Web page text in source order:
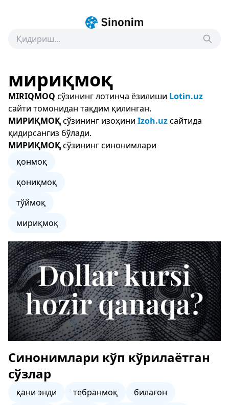
мириқмоқ
MIRIQMOQ сўзининг лотинча ёзилиши Lotin.uz
сайти томонидан тақдим қилинган.
МИРИҚМОҚсўзининг изоҳини Izoh.uzсайтида
қидирсангиз бўлади.
МИРИҚМОҚсўзининг синонимлари
қонмоқ
қониқмоқ
тўймоқ
мириқмоқ
Синонимлари кўп кўрилаётган
сўзлар
қани энди тебранмоқ
билағон